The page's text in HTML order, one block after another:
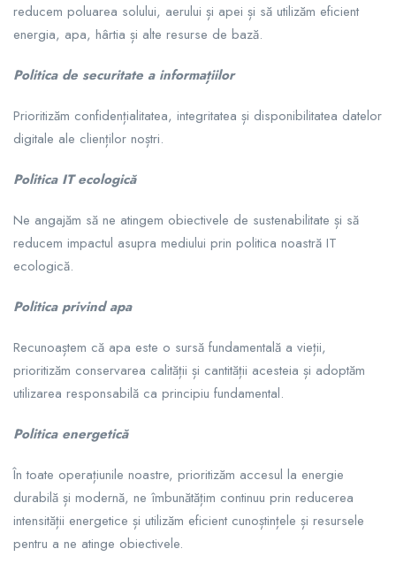
reducem poluarea solului, aerului și apei și să utilizăm eficient
energia, apa, hârtia și alte resurse de bază.
Politica de securitate a informațiilor
Prioritizăm confidențialitatea, integritatea și disponibilitatea datelor
digitale ale clienților noștri.
Politica IT ecologică
Ne angajăm să ne atingem obiectivele de sustenabilitate și să
reducem impactul asupra mediului prin politica noastră IT
ecologică.
Politica privind apa
Recunoaștem că apa este o sursă fundamentală a vieții,
prioritizăm conservarea calității și cantității acesteia și adoptăm
utilizarea responsabilă ca principiu fundamental.
Politica energetică
În toate operațiunile noastre, prioritizăm accesul la energie
durabilă și modernă, ne îmbunătățim continuu prin reducerea
intensității energetice și utilizăm eficient cunoștințele și resursele
pentru a ne atinge obiectivele.